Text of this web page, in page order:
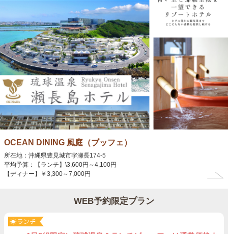
OCEAN DINING 風庭（ブッフェ）
所在地：沖縄県豊見城市字瀬長174‐5
平均予算：【ランチ】\3,600円～4,100円
【ディナー】￥3,300～7,000円
WEB予約限定プラン